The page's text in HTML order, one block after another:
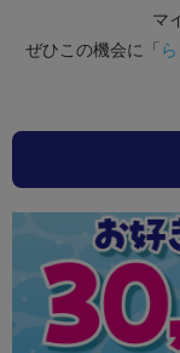
マ
ぜひこの機会に「